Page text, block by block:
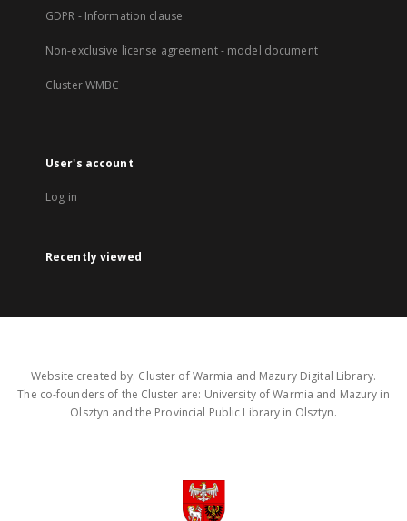
GDPR - Information clause
Non-exclusive license agreement - model document
Cluster WMBC
User's account
Log in
Recently viewed
Website created by: Cluster of Warmia and Mazury Digital Library.
The co-founders of the Cluster are: University of Warmia and Mazury in
Olsztyn and the Provincial Public Library in Olsztyn.